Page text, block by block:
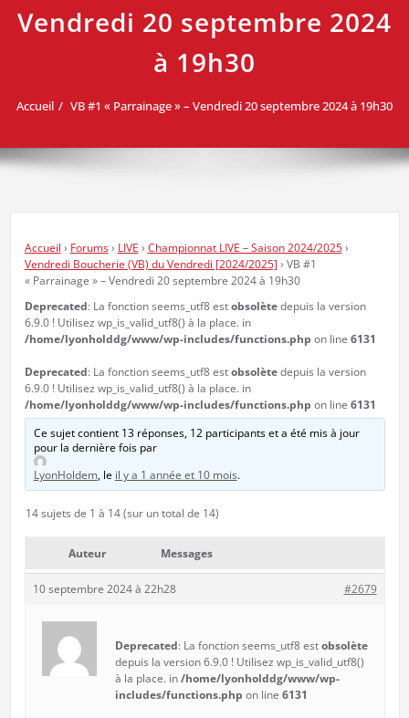
Vendredi 20 septembre 2024
à 19h30
Accueil VB #1 « Parrainage » – Vendredi 20 septembre 2024 à 19h30
Accueil › Forums › LIVE › Championnat LIVE – Saison 2024/2025 ›
Vendredi Boucherie (VB) du Vendredi [2024/2025] › VB #1
« Parrainage » – Vendredi 20 septembre 2024 à 19h30
Deprecated: La fonction seems_utf8 estobsolètedepuis la version
6.9.0 ! Utilisez wp_is_valid_utf8() à la place. in
/home/lyonholddg/www/wp-includes/functions.php on line 6131
Deprecated: La fonction seems_utf8 estobsolètedepuis la version
6.9.0 ! Utilisez wp_is_valid_utf8() à la place. in
/home/lyonholddg/www/wp-includes/functions.php on line 6131
Ce sujet contient 13 réponses, 12 participants et a été mis à jour
pour la dernière fois par
LyonHoldem, le il y a 1 année et 10 mois.
14 sujets de 1 à 14 (sur un total de 14)
Auteur Messages
10 septembre 2024 à 22h28 #2679
Deprecated: La fonction seems_utf8 estobsolète
depuis la version 6.9.0 ! Utilisez wp_is_valid_utf8()
à la place. in/home/lyonholddg/www/wp-
includes/functions.php on line 6131